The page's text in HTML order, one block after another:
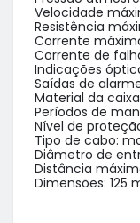
Velocidade
Resistência
Corrente
Corrente de
Indicações
Saídas de
Material da
Períodos de
Nível de
Tipo de cabo:
Diâmetro de
Distância
Dimensões: 125